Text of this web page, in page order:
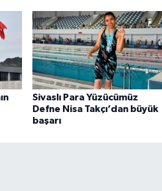
Sivaslı Para Yüzücümüz
Defne Nisa Takçı’dan büyük
başarı